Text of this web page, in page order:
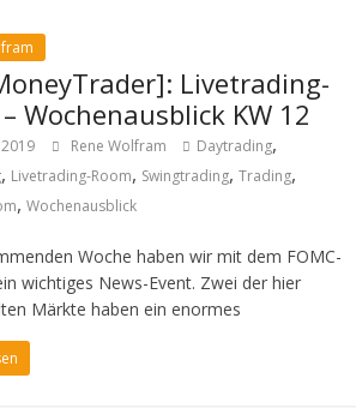
Livetrading-
Wochenausblick KW 12
Rene Wolfram Daytrading,
, Livetrading-Room, Swingtrading, Trading,
, Wochenausblick
Woche haben wir mit dem FOMC-
wichtiges News-Event. Zwei der hier
Märkte haben ein enormes